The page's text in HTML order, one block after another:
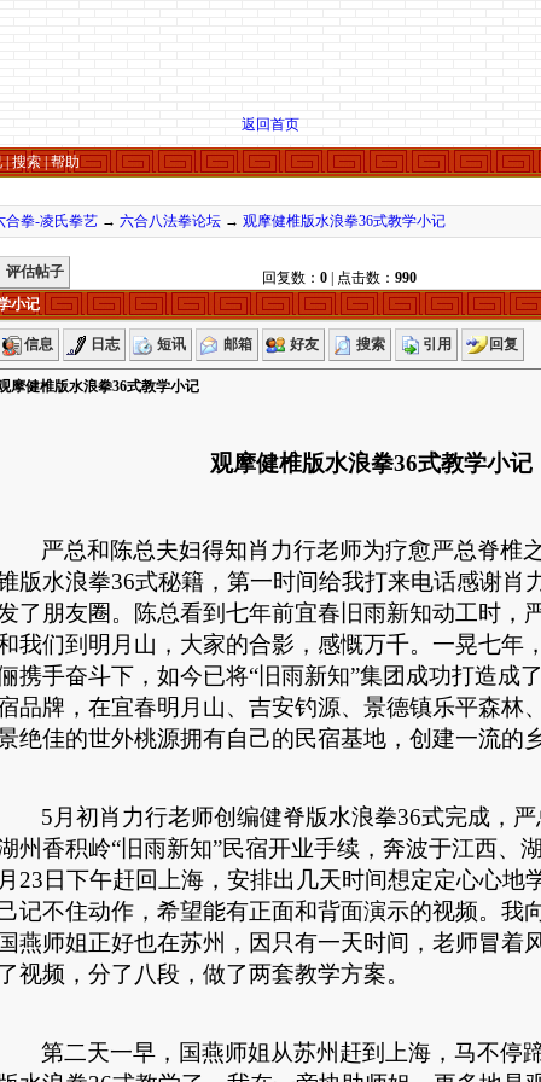
返回首页
|搜索|帮助
合拳-凌氏拳艺 → 六合八法拳论坛 → 观摩健椎版水浪拳36式教学小记
评估帖子 回复数： 0 | 点击数： 990
小记
信息 日志 短讯 邮箱 好友 搜索 引用 回复
摩健椎版水浪拳36式教学小记
观摩健椎版水浪拳36式教学小记
严总和陈总夫妇得知肖力行老师为疗愈严总脊椎
版水浪拳36式秘籍，第一时间给我打来电话感谢肖
了朋友圈。陈总看到七年前宜春旧雨新知动工时，
我们到明月山，大家的合影，感慨万千。一晃七年
携手奋斗下，如今已将“旧雨新知”集团成功打造成
品牌，在宜春明月山、吉安钓源、景德镇乐平森林
绝佳的世外桃源拥有自己的民宿基地，创建一流的
5 月初肖力行老师创编健脊版水浪拳36式完成，
州香积岭“旧雨新知”民宿开业手续，奔波于江西、
23 日下午赶回上海，安排出几天时间想定定心心地
记不住动作，希望能有正面和背面演示的视频。我
燕师姐正好也在苏州，因只有一天时间，老师冒着
视频，分了八段，做了两套教学方案。
第二天一早，国燕师姐从苏州赶到上海，马不停